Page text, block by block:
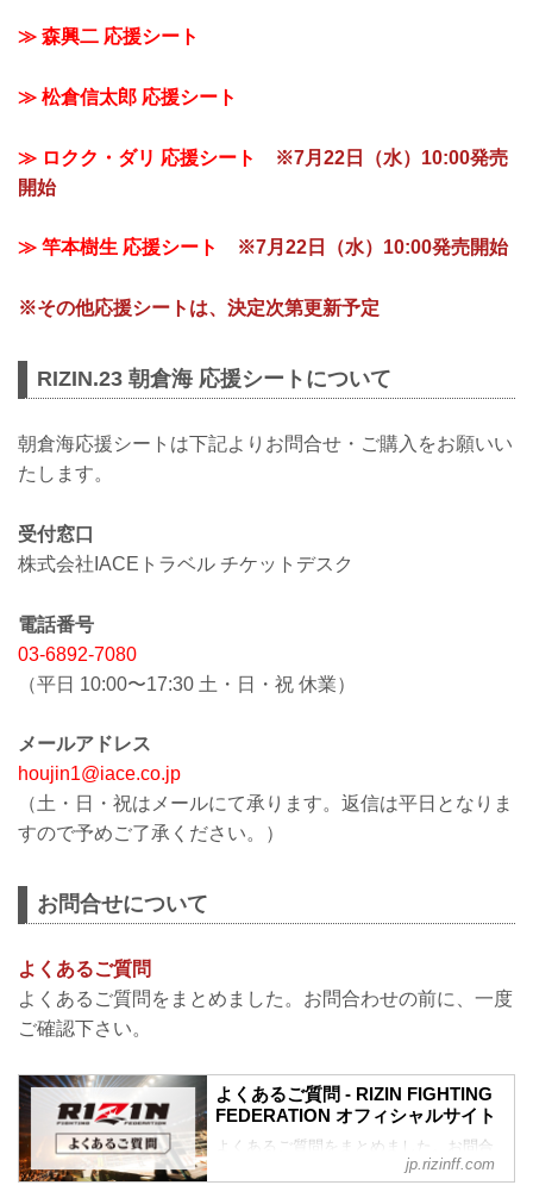
≫ 森興二 応援シート
≫ 松倉信太郎 応援シート
≫ ロクク・ダリ 応援シート
※7月22日（水）10:00発売
開始
≫ 竿本樹生 応援シート ※7月22日（水）10:00発売開始
※その他応援シートは、決定次第更新予定
RIZIN.23 朝倉海 応援シートについて
朝倉海応援シートは下記よりお問合せ・ご購入をお願いい
たします。
受付窓口
株式会社IACEトラベル チケットデスク
電話番号
03-6892-7080
（平日 10:00〜17:30 土・日・祝 休業）
メールアドレス
houjin1@iace.co.jp
（土・日・祝はメールにて承ります。返信は平日となりま
すので予めご了承ください。）
お問合せについて
よくあるご質問
よくあるご質問をまとめました。お問合わせの前に、一度
ご確認下さい。
よくあるご質問 - RIZIN FIGHTING
FEDERATION オフィシャルサイト
よくあるご質問をまとめました。お問合
わせの前に、一度ご確認下さい。jp.rizinff.com